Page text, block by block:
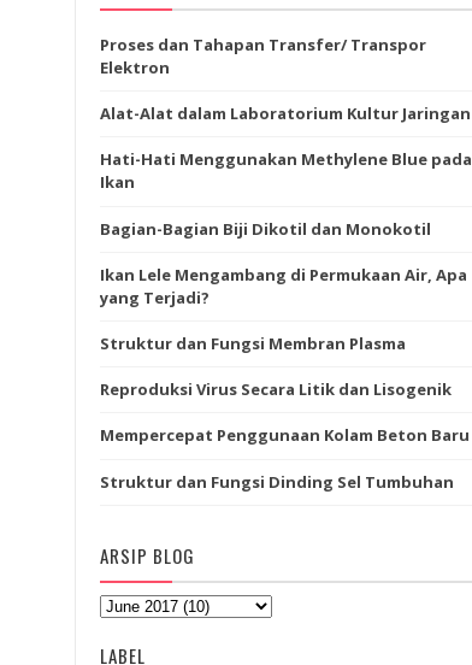
Proses dan Tahapan Transfer/ Transpor
Elektron
Alat-Alat dalam Laboratorium Kultur Jaringan
Hati-Hati Menggunakan Methylene Blue pada
Ikan
Bagian-Bagian Biji Dikotil dan Monokotil
Ikan Lele Mengambang di Permukaan Air, Apa
yang Terjadi?
Struktur dan Fungsi Membran Plasma
Reproduksi Virus Secara Litik dan Lisogenik
Mempercepat Penggunaan Kolam Beton Baru
Struktur dan Fungsi Dinding Sel Tumbuhan
ARSIP BLOG
LABEL